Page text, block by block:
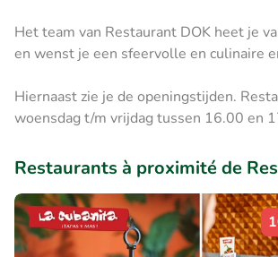
Het team van Restaurant DOK heet je
en wenst je een sfeervolle en culinaire
Hiernaast zie je de openingstijden.
woensdag t/m vrijdag tussen 16.00 en
Restaurants à proximité de